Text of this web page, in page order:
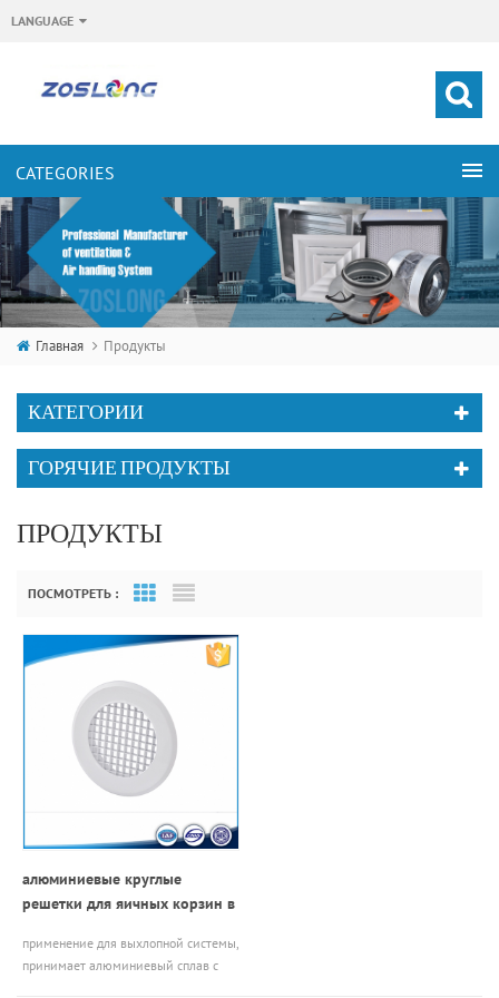
LANGUAGE
Главная Продукты
КАТЕГОРИИ
ГОРЯЧИЕ ПРОДУКТЫ
ПРОДУКТЫ
ПОСМОТРЕТЬ : Grid View
алюминиевые круглые
решетки для яичных корзин в
воздуха
применение для выхлопной системы,
принимает алюминиевый сплав с